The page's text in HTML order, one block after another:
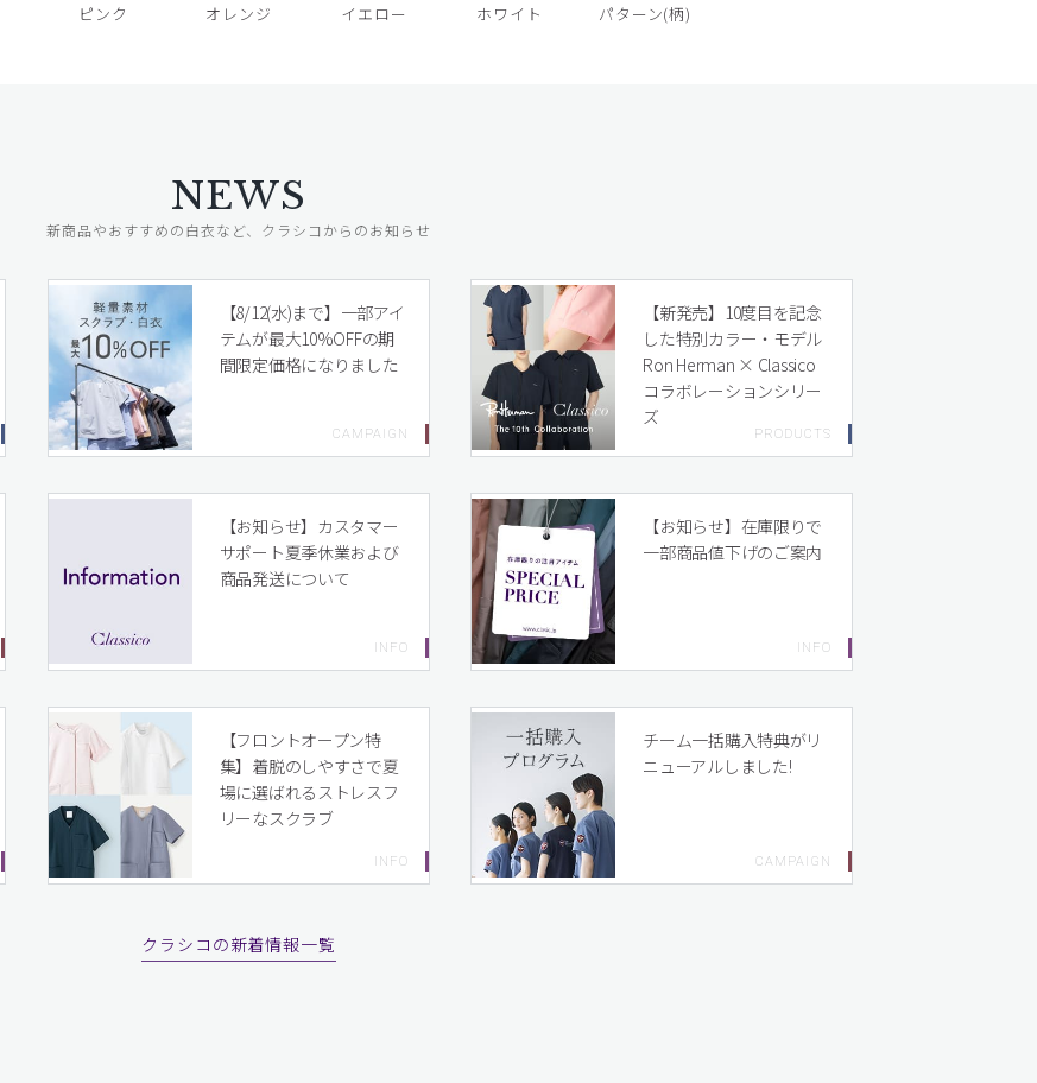
ピンク オレンジ イエロー ホワイト パターン(柄)
NEWS
新商品やおすすめの白衣など、クラシコからのお知らせ
【8/12(水)まで】一部アイ
テムが最大10%OFFの期
間限定価格になりました
【新発売】10度目を記念
した特別カラー・モデル
Ron Herman × Classico
コラボレーションシリー
ズ
【お知らせ】カスタマー
サポート夏季休業および
商品発送について
【お知らせ】在庫限りで
一部商品値下げのご案内
【フロントオープン特
集】着脱のしやすさで夏
場に選ばれるストレスフ
リーなスクラブ
チーム一括購入特典がリ
ニューアルしました!
クラシコの新着情報一覧